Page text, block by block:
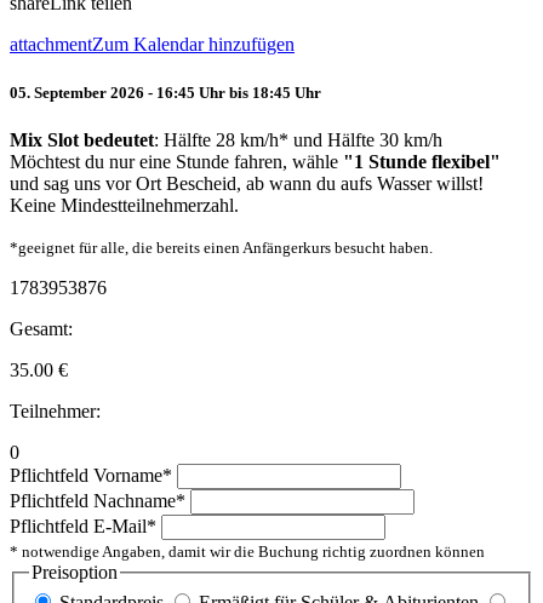
attachmentZum Kalendar hinzufügen
05. September 2026 - 16:45 Uhr bis 18:45 Uhr
Mix Slot bedeutet: Hälfte 28 km/h* und Hälfte 30 km/h
Möchtest du nur eine Stunde fahren, wähle "1 Stunde flexibel"
und sag uns vor Ort Bescheid, ab wann du aufs Wasser willst!
Keine Mindestteilnehmerzahl.
*geeignet für alle, die bereits einen Anfängerkurs besucht haben.
1783953876
Gesamt:
35.00 €
Teilnehmer:
0
Pflichtfeld Vorname*
Pflichtfeld Nachname*
Pflichtfeld E-Mail*
* notwendige Angaben, damit wir die Buchung richtig zuordnen können
Preisoption